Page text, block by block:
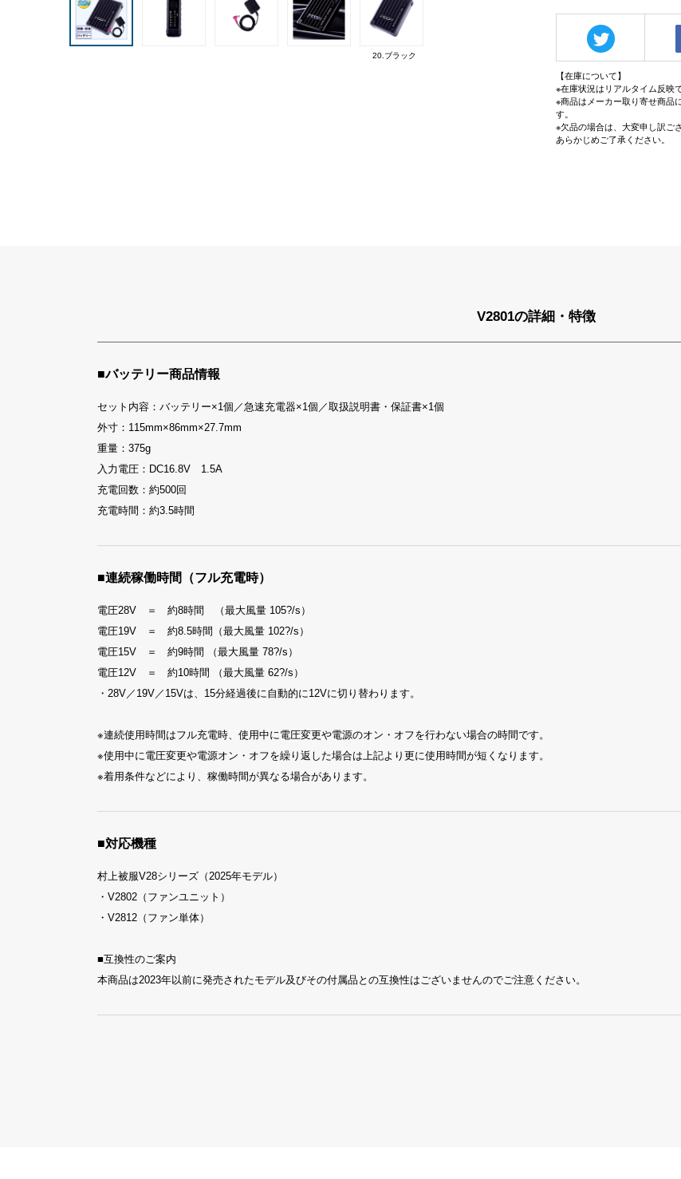
20.ブラック
【在庫について】
※在庫状況はリアルタイム反映
※商品はメーカー取り寄せ商品
す。
※欠品の場合は、大変申し訳ご
あらかじめご了承ください。
V2801の詳細・特徴
■バッテリー商品情報
セット内容：バッテリー×1個／急速充電器×1個／取扱説明書・保証書×1個
外寸：115mm×86mm×27.7mm
重量：375g
入力電圧：DC16.8V 1.5A
充電回数：約500回
充電時間：約3.5時間
■連続稼働時間（フル充電時）
電圧28V ＝ 約8時間 （最大風量 105?/s）
電圧19V ＝ 約8.5時間（最大風量 102?/s）
電圧15V ＝ 約9時間 （最大風量 78?/s）
電圧12V ＝ 約10時間 （最大風量 62?/s）
・28V／19V／15Vは、15分経過後に自動的に12Vに切り替わります。
※連続使用時間はフル充電時、使用中に電圧変更や電源のオン・オフを行わない場合の時間です。
※使用中に電圧変更や電源オン・オフを繰り返した場合は上記より更に使用時間が短くなります。
※着用条件などにより、稼働時間が異なる場合があります。
■対応機種
村上被服V28シリーズ（2025年モデル）
・V2802（ファンユニット）
・V2812（ファン単体）
■互換性のご案内
本商品は2023年以前に発売されたモデル及びその付属品との互換性はございませんのでご注意ください。